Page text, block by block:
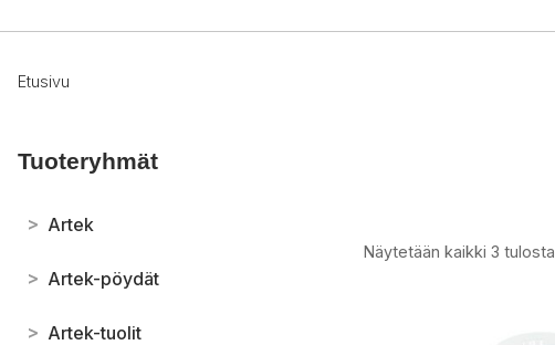
Etusivu
Tuoteryhmät
> Artek
> Artek-pöydät
> Artek-tuolit
Näytetään kaikki 3 tulosta